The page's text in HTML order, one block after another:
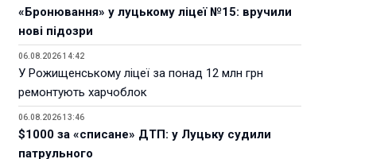
«Бронювання» у луцькому ліцеї №15: вручили
нові підозри
06.08.2026 14:42
У Рожищенському ліцеї за понад 12 млн грн
ремонтують харчоблок
06.08.2026 13:46
$1000 за «списане» ДТП: у Луцьку судили
патрульного